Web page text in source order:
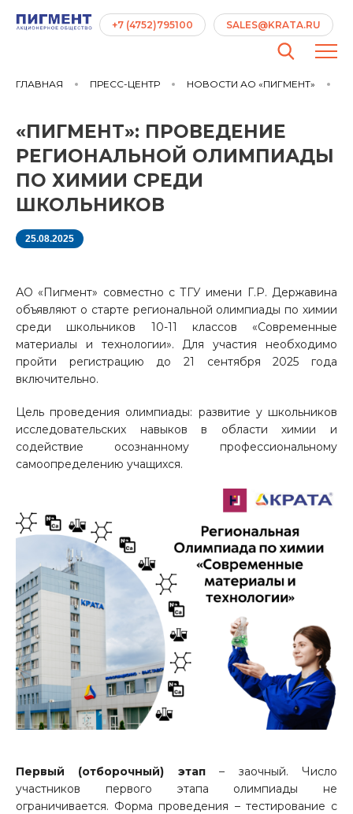
+7 (4752)795100 SALES@KRATA.RU
ГЛАВНАЯ ПРЕСС-ЦЕНТР НОВОСТИ АО «ПИГМЕНТ»
«ПИГМЕНТ»: ПРОВЕДЕНИЕ
РЕГИОНАЛЬНОЙ ОЛИМПИАДЫ
ПО ХИМИИ СРЕДИ
ШКОЛЬНИКОВ
25.08.2025
АО «Пигмент» совместно с ТГУ имени Г.Р. Державина
объявляют о старте региональной олимпиады по химии
среди школьников 10-11 классов «Современные
материалы и технологии». Для участия необходимо
пройти регистрацию до 21 сентября 2025 года
включительно.
Цель проведения олимпиады: развитие у школьников
исследовательских навыков в области химии и
содействие осознанному профессиональному
самоопределению учащихся.
Первый (отборочный) этап– заочный. Число
участников первого этапа олимпиады не
ограничивается. Форма проведения – тестирование с